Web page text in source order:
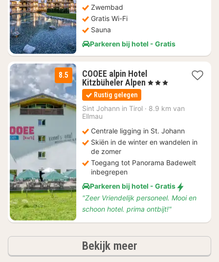
Zwembad
Gratis Wi-Fi
Sauna
Parkeren bij hotel - Gratis
8.5
COOEE alpin Hotel
Kitzbüheler Alpen 1
€
, 3 Sterren
Rustig gelegen
Sint Johann in Tirol · 8.9 km van
Ellmau
Centrale ligging in St. Johann
Skiën in de winter en wandelen in
de zomer
Toegang tot Panorama Badewelt
inbegrepen
Parkeren bij hotel - Gratis
"Zeer Vriendelijk personeel. Mooi en
schoon hotel. prima ontbijt!"
Bekijk meerhotels